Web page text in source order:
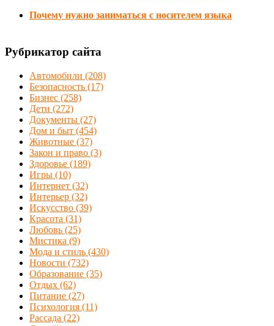
Почему нужно заниматься с носителем языка
Рубрикатор сайта
Автомобили (208)
Безопасность (17)
Бизнес (258)
Дети (272)
Документы (27)
Дом и быт (454)
Животные (37)
Закон и право (3)
Здоровье (189)
Игры (10)
Интернет (32)
Интерьер (32)
Искусство (39)
Красота (31)
Любовь (25)
Мистика (9)
Мода и стиль (430)
Новости (732)
Образование (35)
Отдых (62)
Питание (27)
Психология (11)
Рассада (22)